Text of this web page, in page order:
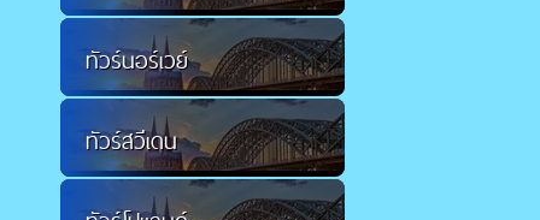
ทัวร์นอร์เวย์
ทัวร์สวีเดน